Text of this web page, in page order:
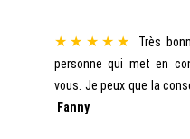
★★★★★
Très
personne qui met en
vous. Je peux
Fanny